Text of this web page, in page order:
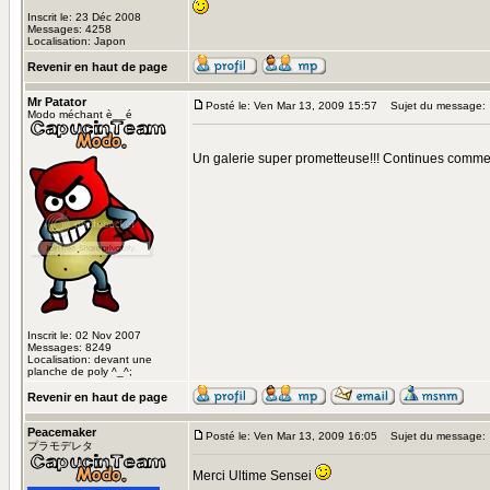
Inscrit le: 23 Déc 2008
Messages: 4258
Localisation: Japon
Revenir en haut de page
Mr Patator
Modo méchant è__é
Inscrit le: 02 Nov 2007
Messages: 8249
Localisation: devant une
planche de poly ^_^;
Posté le: Ven Mar 13, 2009 15:57 Sujet du message:
Un galerie super prometteuse!!! Continues
Revenir en haut de page
Peacemaker
プラモデレタ
Posté le: Ven Mar 13, 2009 16:05 Sujet du message:
Merci Ultime Sensei